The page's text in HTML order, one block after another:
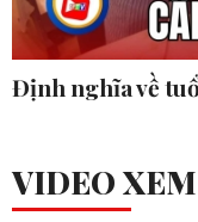
Định nghĩa về
VIDEO